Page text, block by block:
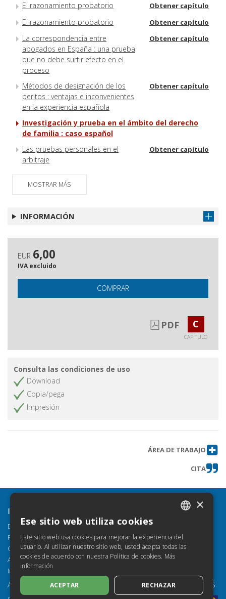
El razonamiento probatorio Obtener capítulo
El razonamiento probatorio Obtener capítulo
La correspondencia entre
abogados en España : una prueba
que no debe surtir efecto en el
proceso
Obtener capítulo
Métodos de designación de los
peritos : ventajas e inconvenientes
en la experiencia española
Obtener capítulo
Investigación y prueba en el ámbito del derecho
de familia : caso español
Las pruebas personales en el
arbitraje
Obtener capítulo
Régimen probatorio del arbitraje en
Cuba
MOSTRAR MÁS
INFORMACIÓN
EUR 6,00
IVA excluido
COMPRAR
PDF C
CAPÍTULO
Consulta las condiciones de uso
Download
Copia/pega
Impresión
ÁREA DE TRABAJO
CITA
INFORMACIÓN
Descubre Torrossa
Privacidad
Cookie Policy
Accessibility
Informe de conformidad de accesibilidad (VPAT)
AYUDA PAGOS SEGUROS
ENGLISH
GERMAN
×
Ese sitio web utiliza cookies
Este sitio web usa cookies para mejorar la experiencia del
usuario. Al utilizar nuestro sitio web, usted acepta todas las
cookies de acuerdo con nuestra Política de cookies. Más
información
ACEPTAR RECHAZAR